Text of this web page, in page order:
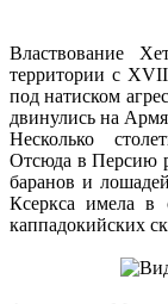
Властвование
территории с
под натиском
двинулись на
Несколько
Отсюда в Персию
баранов и
Ксеркса имела в
каппадокийских